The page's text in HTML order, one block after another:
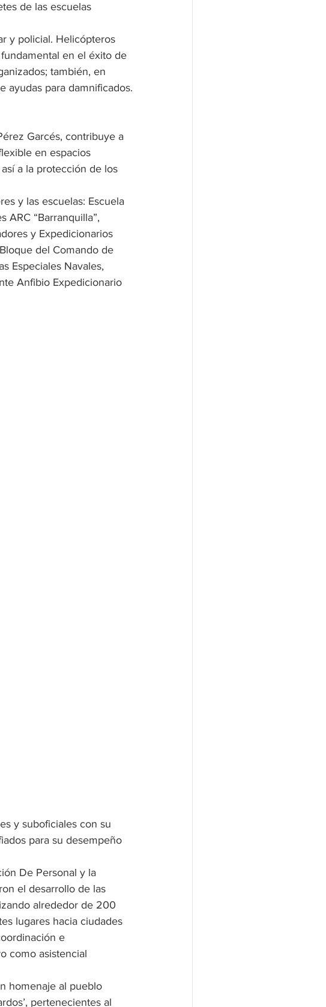
de las escuelas
y policial. Helicópteros
en el éxito de
también, en
ayudas para damnificados.
Garcés, contribuye a
en espacios
a la protección de los
y las escuelas: Escuela
ARC “Barranquilla”,
y Expedicionarios
del Comando de
Especiales Navales,
Anfibio Expedicionario
y suboficiales con su
para su desempeño
De Personal y la
el desarrollo de las
alrededor de 200
lugares hacia ciudades
e
como asistencial
homenaje al pueblo
pertenecientes al